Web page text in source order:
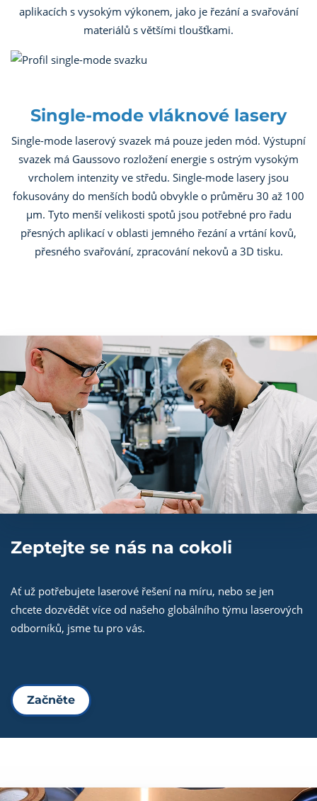
aplikacích s vysokým výkonem, jako je řezání a svařování
materiálů s většími tloušťkami.
Single-mode vláknové lasery
Single-mode laserový svazek má pouze jeden mód. Výstupní
svazek má Gaussovo rozložení energie s ostrým vysokým
vrcholem intenzity ve středu. Single-mode lasery jsou
fokusovány do menších bodů obvykle o průměru 30 až 100
µm. Tyto menší velikosti spotů jsou potřebné pro řadu
přesných aplikací v oblasti jemného řezání a vrtání kovů,
přesného svařování, zpracování nekovů a 3D tisku.
Zeptejte se nás na cokoli
Ať už potřebujete laserové řešení na míru, nebo se jen
chcete dozvědět více od našeho globálního týmu laserových
odborníků, jsme tu pro vás.
Začněte